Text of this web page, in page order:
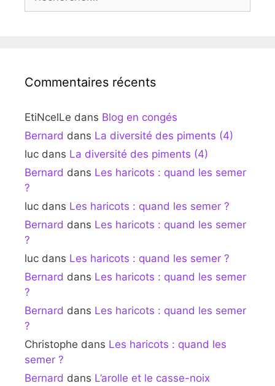
Commentaires récents
EtiNcelLe dans Blog en congés
Bernard dans La diversité des piments (4)
luc dans La diversité des piments (4)
Bernard dans Les haricots : quand les semer
?
luc dans Les haricots : quand les semer ?
Bernard dans Les haricots : quand les semer
?
luc dans Les haricots : quand les semer ?
Bernard dans Les haricots : quand les semer
?
Bernard dans Les haricots : quand les semer
?
Christophe dans Les haricots : quand les
semer ?
Bernard dans L’arolle et le casse-noix